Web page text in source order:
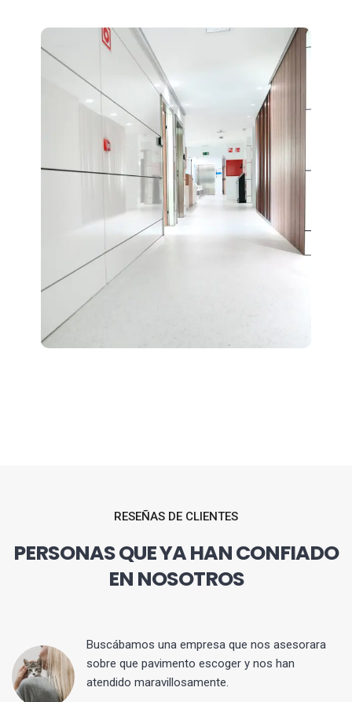
RESEÑAS DE CLIENTES
PERSONAS QUE YA HAN CONFIADO
EN NOSOTROS
Buscábamos una empresa que nos asesorara
sobre que pavimento escoger y nos han
atendido maravillosamente.